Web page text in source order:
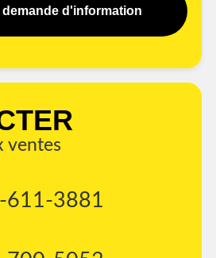
demande d'information
ventes
611-3881